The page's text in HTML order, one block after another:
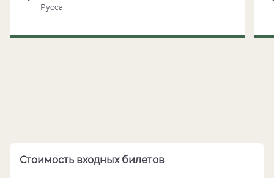
Русса
Стоимость входных билетов